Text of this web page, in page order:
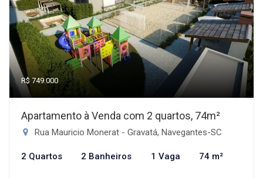
R$ 749.000
Apartamento à Venda com 2 quartos, 74m²
Rua Mauricio Monerat - Gravatá, Navegantes-SC
2 Quartos 2 Banheiros 1 Vaga 74 m²